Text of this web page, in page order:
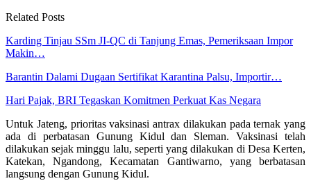
Related Posts
Karding Tinjau SSm JI-QC di Tanjung Emas, Pemeriksaan Impor
Makin…
Barantin Dalami Dugaan Sertifikat Karantina Palsu, Importir…
Hari Pajak, BRI Tegaskan Komitmen Perkuat Kas Negara
Untuk Jateng, prioritas vaksinasi antrax dilakukan pada ternak yang
ada di perbatasan Gunung Kidul dan Sleman. Vaksinasi telah
dilakukan sejak minggu lalu, seperti yang dilakukan di Desa Kerten,
Katekan, Ngandong, Kecamatan Gantiwarno, yang berbatasan
langsung dengan Gunung Kidul.